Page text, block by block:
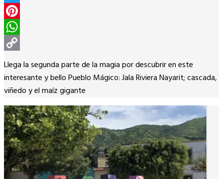
Twitter
Pinterest
WhatsApp
Copy
Link
Llega la segunda parte de la magia por descubrir en este
interesante y bello Pueblo Mágico: Jala Riviera Nayarit; cascada,
viñedo y el maíz gigante